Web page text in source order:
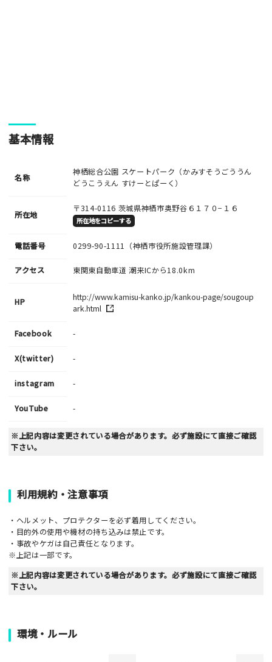
基本情報
名称
神栖総合公園 スケートパーク（かみすそうごううん
どうこうえん すけーとぱーく）
所在地
〒314-0116 茨城県神栖市奥野谷６１７０−１６
所在地をコピーする
電話番号 0299-90-1111 （神栖市役所施設管理課）
アクセス 東関東自動車道 潮来ICから18.0km
HP
http://www.kamisu-kanko.jp/kankou-page/sougoup
ark.html
Facebook -
X(twitter) -
instagram -
YouTube -
※上記内容は変更されている場合があります。必ず施設にて直接ご確認
下さい。
利用規約・注意事項
・ヘルメット、プロテクターを必ず着用してください。
・目的外の使用や機材の持ち込みは禁止です。
・事故やケガは自己責任となります。
※上記は一部です。
※上記内容は変更されている場合があります。必ず施設にて直接ご確認
下さい。
環境・ルール